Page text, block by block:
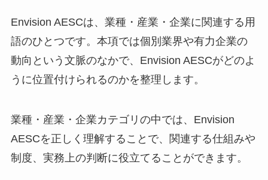
Envision AESCは、業種・産業・企業に関連する用
語のひとつです。本項では個別業界や有力企業の
動向という文脈のなかで、Envision AESCがどのよ
うに位置付けられるのかを整理します。
業種・産業・企業カテゴリの中では、Envision
AESCを正しく理解することで、関連する仕組みや
制度、実務上の判断に役立てることができます。